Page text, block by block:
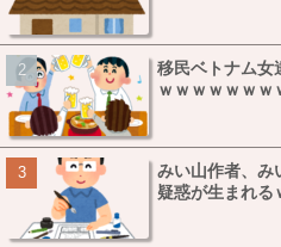
移民ベトナム女
ｗｗｗｗｗｗｗ
みい山作者、み
疑惑が生まれる